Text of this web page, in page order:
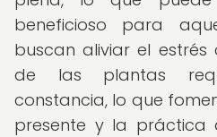
beneficioso para
buscan aliviar el estrés
de las plantas
constancia, lo que
presente y la práctica